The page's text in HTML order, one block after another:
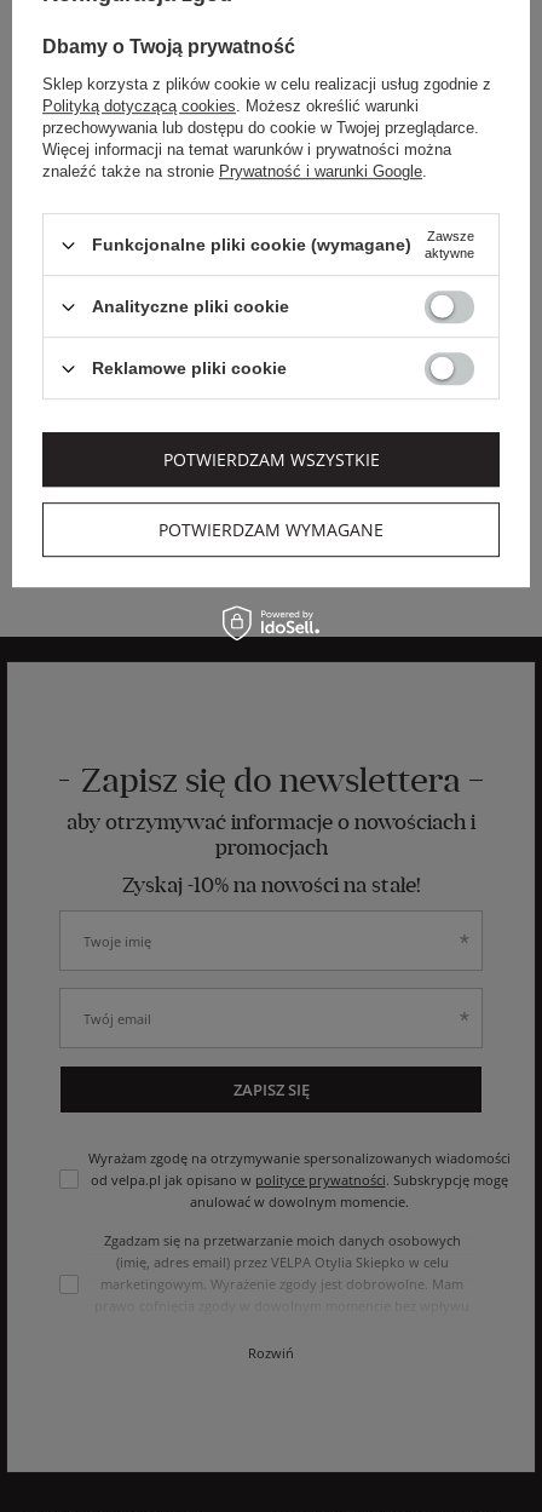
Dodatkowo -20% na kod
OUTLET
NOTES DU NORD
SUKIENKA NOTES DU
NORD
455,27 PLN -47%
Dodatkowo -20% na kod
TWINSET MILANO
SUKIENKA TWINSET
1 699,00 PLN
1 070,37 PLN
Zapisz się do newslettera
aby otrzymywać informacje o nowościach i
promocjach
Zyskaj -10% na nowości na stałe!
Wyrażam zgodę na otrzymywanie spersonalizowanych wiadomości
od velpa.pl jak opisano w polityce prywatności. Subskrypcję mogę
anulować w dowolnym momencie.
Zgadzam się na przetwarzanie moich danych osobowych
(imię, adres email) przez VELPA Otylia Skiepko w celu
marketingowym. Wyrażenie zgody jest dobrowolne. Mam
podstawie zgody przed jej cofnięciem. Mam prawo dostępu
Rozwiń
ZAPISZ SIĘ
Dbamy o Twoją prywatność
Sklep korzysta z plików cookie w celu realizacji usług zgodnie z
Polityką dotyczącą cookies. Możesz określić warunki
przechowywania lub dostępu do cookie w Twojej przeglądarce.
Więcej informacji na temat warunków i prywatności można
znaleźć także na stronie Prywatność i warunki Google.
Funkcjonalne pliki cookie (wymagane)
Zawsze
aktywne
Analityczne pliki cookie
Reklamowe pliki cookie
POTWIERDZAM WYMAGANE
POTWIERDZAM WSZYSTKIE